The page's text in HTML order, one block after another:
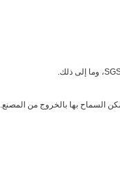
السماح بها بالخروج من المصنع.